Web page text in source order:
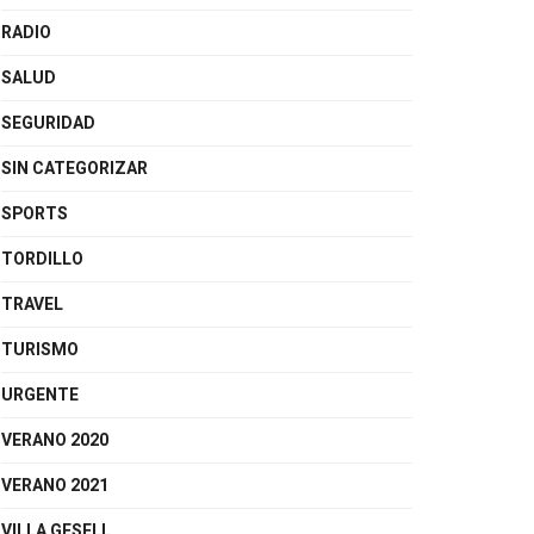
RADIO
SALUD
SEGURIDAD
SIN CATEGORIZAR
SPORTS
TORDILLO
TRAVEL
TURISMO
URGENTE
VERANO 2020
VERANO 2021